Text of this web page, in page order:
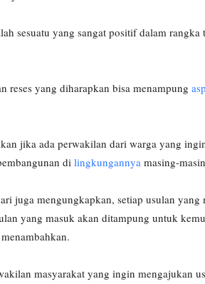
sesuatu yang sangat positif dalam rangka
reses yang diharapkan bisa menampung
jika ada perwakilan dari warga yang
di lingkungannya masing-
juga mengungkapkan, setiap usulan
yang masuk akan ditampung untuk
masyarakat yang ingin mengajukan